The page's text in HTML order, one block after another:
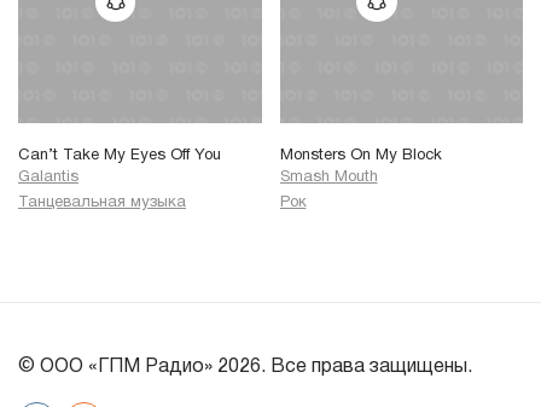
Can’t Take My Eyes Off You
Galantis
Танцевальная музыка
Monsters On My Block
Smash Mouth
Рок
© ООО «ГПМ Радио» 2026. Все права защищены.